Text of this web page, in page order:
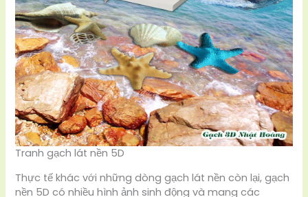
Tranh gạch lát nền 5D
Thực tế khác với những dòng gạch lát nền còn lại, gạch
nền 5D có nhiều hình ảnh sinh động và mang các